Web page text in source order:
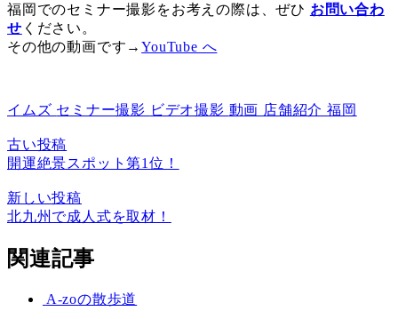
福岡でのセミナー撮影をお考えの際は、ぜひ お問い合わ
せ ください。
その他の動画です→YouTube へ
イムズ セミナー撮影 ビデオ撮影 動画 店舗紹介福岡
古い投稿
開運絶景スポット第1位！
新しい投稿
北九州で成人式を取材！
関連記事
A-zoの散歩道